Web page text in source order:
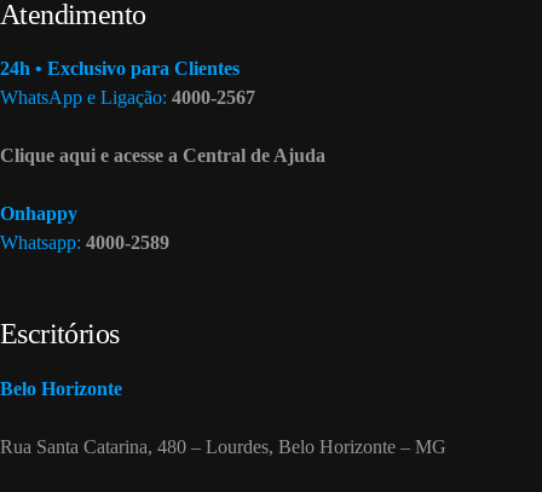
Atendimento
24h • Exclusivo para Clientes
WhatsApp e Ligação: 4000-2567
Clique aqui e acesse a Central de Ajuda
Onhappy
Whatsapp: 4000-2589
Escritórios
Belo Horizonte
Rua Santa Catarina, 480 – Lourdes, Belo Horizonte – MG